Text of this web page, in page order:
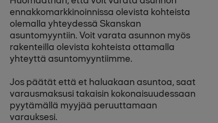
ennakkomarkkinoinnissa olevista kohteista
olemalla yhteydessä Skanskan
asuntomyyntiin. Voit varata asunnon myös
rakenteilla olevista kohteista ottamalla
yhteyttä asuntomyyntiimme.
Jos päätät että et haluakaan asuntoa, saat
varausmaksusi takaisin kokonaisuudessaan
pyytämällä myyjää peruuttamaan
varauksesi.